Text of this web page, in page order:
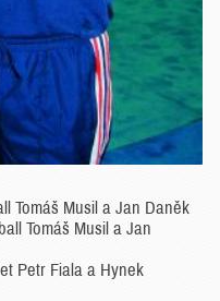
Tomáš Musil a Jan Daněk
Tomáš Musil a Jan
Petr Fiala a Hynek